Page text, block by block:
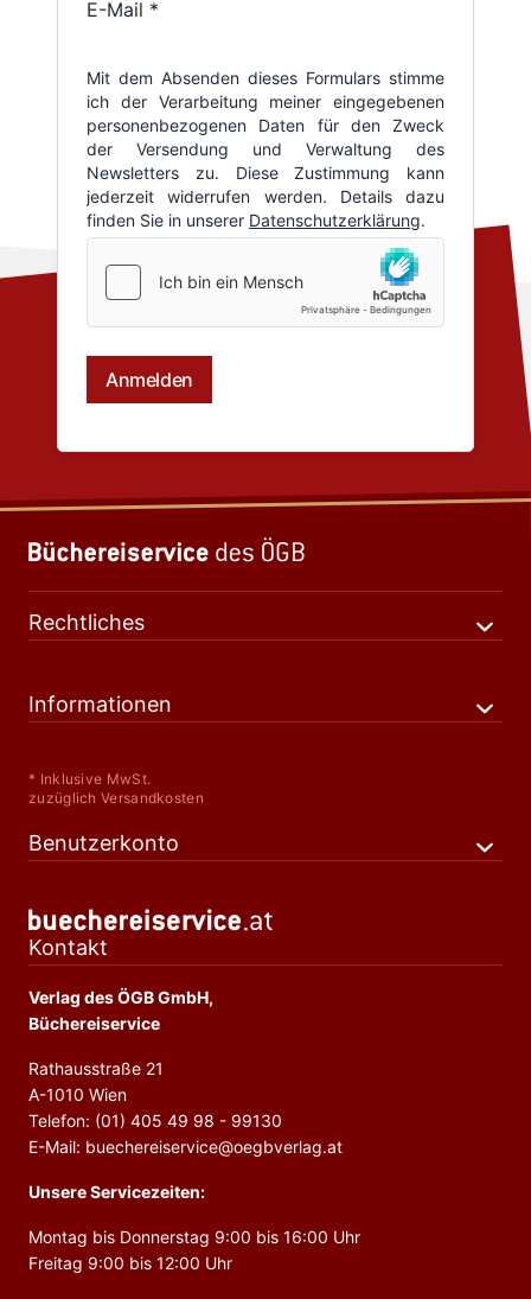
Rechtliches
Informationen
* Inklusive MwSt.
zuzüglich Versandkosten
Benutzerkonto
Kontakt
Verlag des ÖGB GmbH,
Büchereiservice
Rathausstraße 21
A-1010 Wien
Telefon: (01) 405 49 98 - 99130
E-Mail: buechereiservice@oegbverlag.at
Unsere Servicezeiten:
Montag bis Donnerstag 9:00 bis 16:00 Uhr
Freitag 9:00 bis 12:00 Uhr